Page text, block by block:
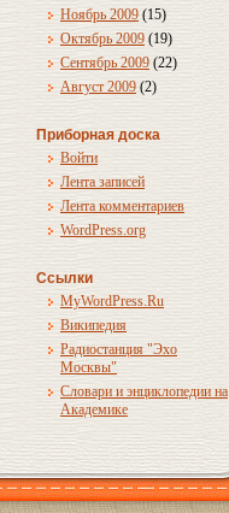
Ноябрь 2009 (15)
Октябрь 2009 (19)
Сентябрь 2009 (22)
Август 2009 (2)
Приборная доска
Войти
Лента записей
Лента комментариев
WordPress.org
Ссылки
MyWordPress.Ru
Википедия
Радиостанция "Эхо
Москвы"
Словари и энциклопедии на
Академике